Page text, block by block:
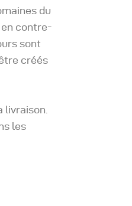
du
en contre-
sont
créés
livraison.
les